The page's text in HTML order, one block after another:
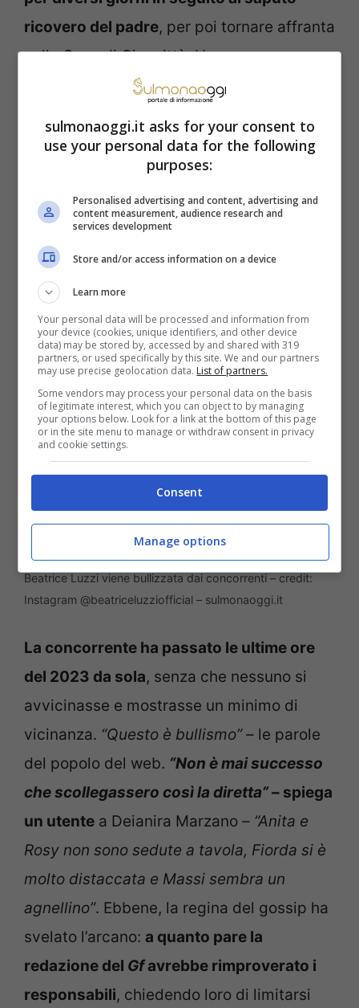
ricovero del padre, per poi tornare affranta
nella Casa di Cinecittà. Una permanenza
che tuttavia non è durata molto, in quanto
confermato il definitivo abbandono della
Il papà di Beatrice
i è spento poco dopoil rientro della figlia.
A questo proposito, tornando a noi,
durante il Capodanno, le tensioni hanno
raggiunto la massima intensità.
Beatrice Luzzi viene bullizzata dai concorrenti – credit:
Instagram @beatriceluzziofficial – sulmonaoggi.it
La concorrente ha passato le ultime ore
del 2023 da sola, senza che nessuno si
avvicinasse e mostrasse un minimo di
vicinanza. “Questo è bullismo”– le parole
del popolo del web. “Non è mai successo
che scollegassero così la diretta”– spiega
un utente a Deianira Marzano – “Anita e
Rosy non sono sedute a tavola, Fiorda si è
molto distaccata e Massi sembra un
agnellino”. Ebbene, la regina del gossip ha
svelato l’arcano: a quanto pare la
redazione del Gfavrebbe rimproverato i
responsabili, chiedendo loro di limitarsi
sulmonaoggi.it asks for your consent to
use your personal data for the following
purposes:
Personalised advertising and content, advertising and
content measurement, audience research and
services development
Store and/or access information on a device
Learn more
Your personal data will be processed and information from
your device (cookies, unique identifiers, and other device
data) may be stored by, accessed by and shared with 319
partners, or used specifically by this site. We and our partners
may use precise geolocation data. List of partners.
Some vendors may process your personal data on the basis
of legitimate interest, which you can object to by managing
your options below. Look for a link at the bottom of this page
or in the site menu to manage or withdraw consent in privacy
and cookie settings.
Consent
Manage options